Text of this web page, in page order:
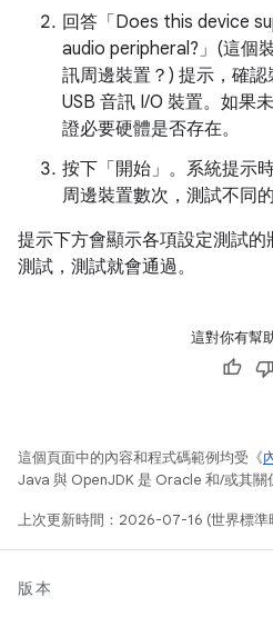
回答「Does this device
audio peripheral?」(這個
訊周邊裝置？) 提示，確認
USB 音訊 I/O 裝置。如果
證必要硬體是否存在。
按下「開始」 。系統提示
周邊裝置數次，測試不同
提示下方會顯示各項設定測試
測試，測試就會通過。
這對你有幫
這個頁面中的內容和程式碼範例均受《
Java 與 OpenJDK 是 Oracle 和/或其關
上次更新時間：2026-07-16 (世界標準
版本